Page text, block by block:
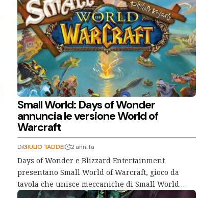
Small World: Days of Wonder
annuncia le versione World of
Warcraft
DiGIULIO TADDEI 2 anni fa
Days of Wonder e Blizzard Entertainment
presentano Small World of Warcraft, gioco da
tavola che unisce meccaniche di Small World…